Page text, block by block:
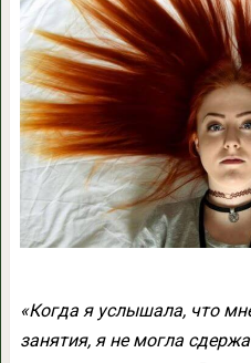
«Когда я услышала, что
занятия, я не могла